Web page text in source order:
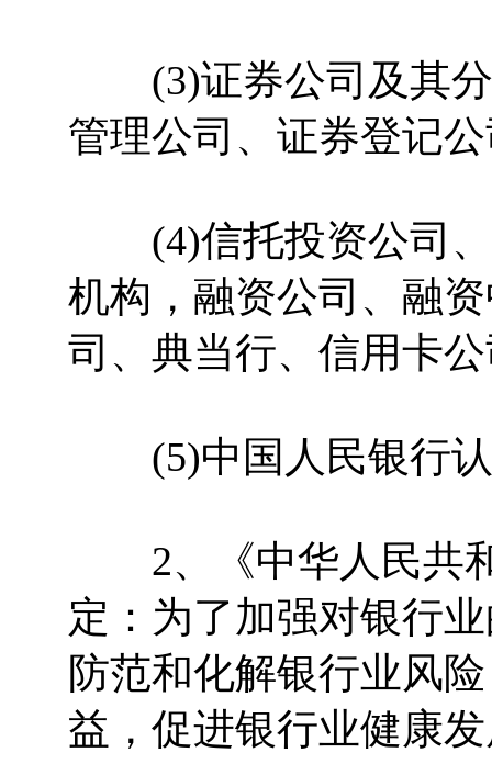
(3)证券公司及其分
管理公司、证券登记
(4)信托投资公司、
机构，融资公司、融
司、典当行、信用卡
(5)中国人民银行认
2、《中华人民共和
定：为了加强对银行
防范和化解银行业风
益，促进银行业健康